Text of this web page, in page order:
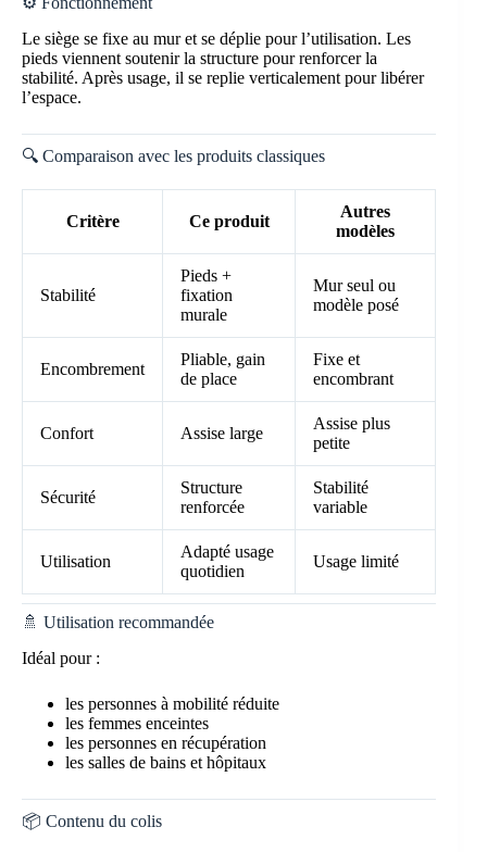
Le siège se fixe au mur et se déplie pour l’utilisation. Les
pieds viennent soutenir la structure pour renforcer la
stabilité. Après usage, il se replie verticalement pour libérer
l’espace.
🔍 Comparaison avec les produits classiques
Critère Ce produit
Autres
modèles
Stabilité
Pieds +
fixation
murale
Mur seul ou
modèle posé
Encombrement
Pliable, gain
de place
Fixe et
encombrant
Confort Assise large
Assise plus
petite
Sécurité
Structure
renforcée
Stabilité
variable
Utilisation
Adapté usage
quotidien
Usage limité
🚿 Utilisation recommandée
Idéal pour :
les personnes à mobilité réduite
les femmes enceintes
les personnes en récupération
les salles de bains et hôpitaux
📦 Contenu du colis